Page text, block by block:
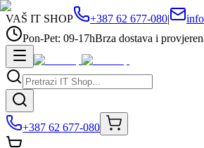
VAŠ IT SHOP +387 62 677-080|
Pon-Pet: 09-17hBrza dostava i
+387 62 677-080